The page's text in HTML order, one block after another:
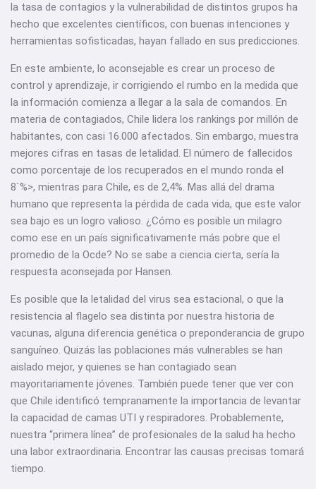
la tasa de contagios y la vulnerabilidad de distintos grupos ha
hecho que excelentes científicos, con buenas intenciones y
herramientas sofisticadas, hayan fallado en sus predicciones.
En este ambiente, lo aconsejable es crear un proceso de
control y aprendizaje, ir corrigiendo el rumbo en la medida que
la información comienza a llegar a la sala de comandos. En
materia de contagiados, Chile lidera los rankings por millón de
habitantes, con casi 16.000 afectados. Sin embargo, muestra
mejores cifras en tasas de letalidad. El número de fallecidos
como porcentaje de los recuperados en el mundo ronda el
8`%>, mientras para Chile, es de 2,4%. Mas allá del drama
humano que representa la pérdida de cada vida, que este valor
sea bajo es un logro valioso. ¿Cómo es posible un milagro
como ese en un país significativamente más pobre que el
promedio de la Ocde? No se sabe a ciencia cierta, sería la
respuesta aconsejada por Hansen.
Es posible que la letalidad del virus sea estacional, o que la
resistencia al flagelo sea distinta por nuestra historia de
vacunas, alguna diferencia genética o preponderancia de grupo
sanguíneo. Quizás las poblaciones más vulnerables se han
aislado mejor, y quienes se han contagiado sean
mayoritariamente jóvenes. También puede tener que ver con
que Chile identificó tempranamente la importancia de levantar
la capacidad de camas UTI y respiradores. Probablemente,
nuestra “primera línea” de profesionales de la salud ha hecho
una labor extraordinaria. Encontrar las causas precisas tomará
tiempo.